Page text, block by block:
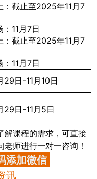
：截止至2025年11月7
：11月7日
：截止至2025年11月7
：11月7日
29日-11月10日
29日-11月5日
解课程的需求，可直接
师进行一对一咨询！
添加微信
讯